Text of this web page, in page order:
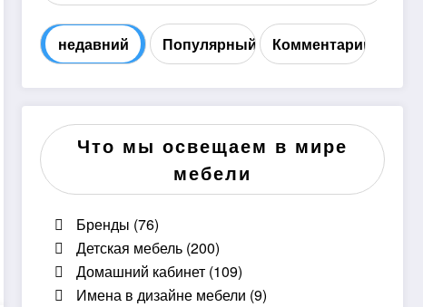
недавний Популярный Комментарий
Что мы освещаем в мире
мебели
Бренды (76)
Детская мебель (200)
Домашний кабинет (109)
Имена в дизайне мебели (9)